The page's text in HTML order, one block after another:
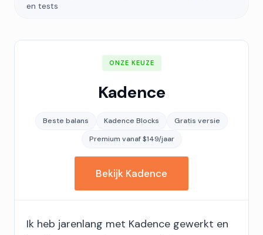
en tests
ONZE KEUZE
Kadence
Beste balans Kadence Blocks
Gratis versie
Premium vanaf $149/jaar
Bekijk Kadence
Ik heb jarenlang met Kadence gewerkt en